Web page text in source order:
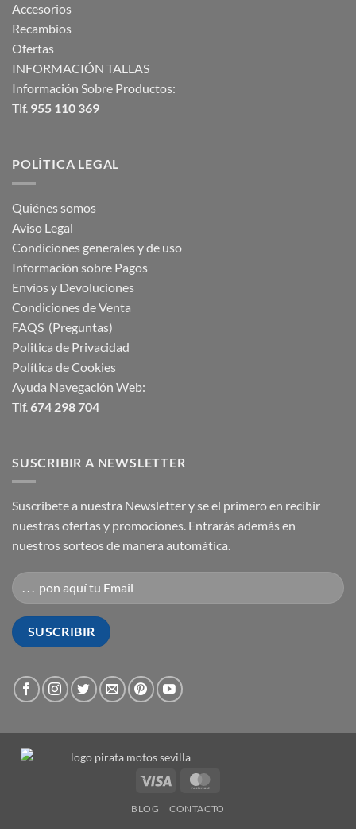
Accesorios
Recambios
Ofertas
INFORMACIÓN TALLAS
Información Sobre Productos:
Tlf. 955 110 369
POLÍTICA LEGAL
Quiénes somos
Aviso Legal
Condiciones generales y de uso
Información sobre Pagos
Envíos y Devoluciones
Condiciones de Venta
FAQS (Preguntas)
Politica de Privacidad
Política de Cookies
Ayuda Navegación Web:
Tlf. 674 298 704
SUSCRIBIR A NEWSLETTER
Suscribete a nuestra Newsletter y se el primero en recibir
nuestras ofertas y promociones. Entrarás además en
nuestros sorteos de manera automática.
Visa
BLOG CONTACTO